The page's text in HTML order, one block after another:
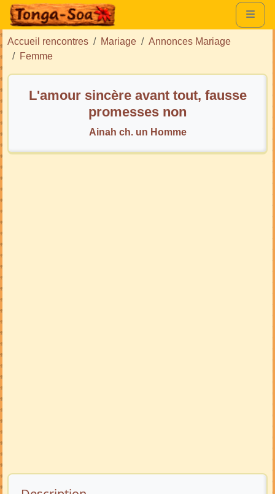
Accueil rencontres Mariage
Annonces Mariage
Femme
L'amour sincère avant tout, fausse
promesses non
Ainah ch. un Homme